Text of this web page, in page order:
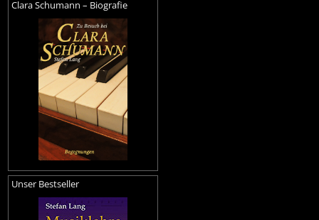
Clara Schumann – Biografie
Unser Bestseller